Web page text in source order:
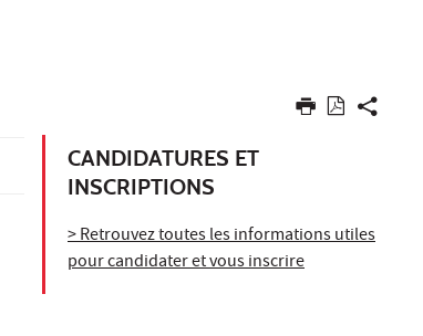
CANDIDATURES ET
INSCRIPTIONS
> Retrouvez toutes les informations utiles
pour candidater et vous inscrire